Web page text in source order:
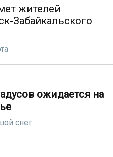
жителей
Забайкальского
ожидается на
снег